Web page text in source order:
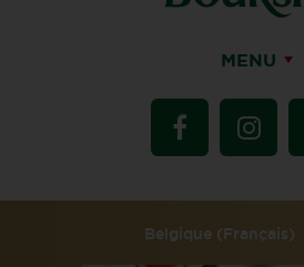
MENU
Belgique (Français)